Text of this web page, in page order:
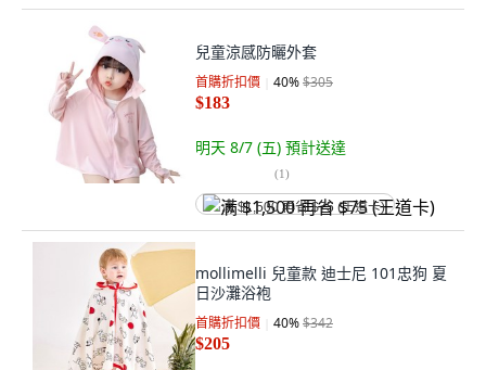
兒童涼感防曬外套
首購折扣價 40%$305
$183
明天 8/7 (五) 預計送達
(1)
满 $1,500 再省 $75 (王道卡)
mollimelli 兒童款 迪士尼 101忠狗 夏
日沙灘浴袍
首購折扣價 40%$342
$205